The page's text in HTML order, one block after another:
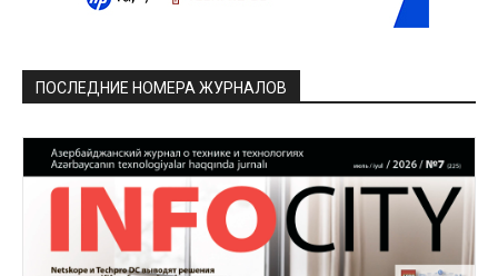
ПОСЛЕДНИЕ НОМЕРА ЖУРНАЛОВ